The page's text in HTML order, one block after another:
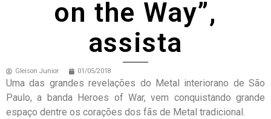
on the Way”,
assista
Gleison Junior 01/05/2018
Uma das grandes revelações do Metal interiorano de São
Paulo, a banda Heroes of War, vem conquistando grande
espaço dentre os corações dos fãs de Metal tradicional.